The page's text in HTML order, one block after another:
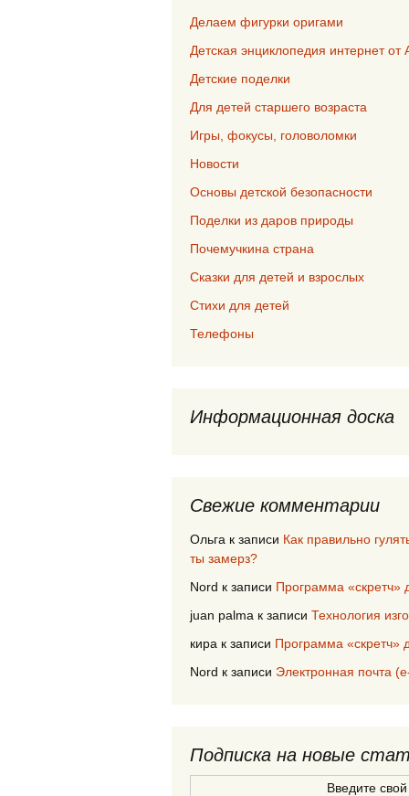
Делаем фигурки оригами
Детская энциклопедия интернет от
Детские поделки
Для детей старшего возраста
Игры, фокусы, головоломки
Новости
Основы детской безопасности
Поделки из даров природы
Почемучкина страна
Сказки для детей и взрослых
Стихи для детей
Телефоны
Информационная доска
Свежие комментарии
Ольга к записи Как правильно
ты замерз?
Nord к записи Программа «скретч»
juan palma к записи Технология
кира к записи Программа «скретч»
Nord к записи Электронная почта
Подписка на новые
Введите